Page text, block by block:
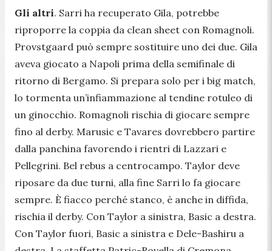
Gli altri. Sarri ha recuperato Gila, potrebbe
riproporre la coppia da clean sheet con Romagnoli.
Provstgaard può sempre sostituire uno dei due. Gila
aveva giocato a Napoli prima della semifinale di
ritorno di Bergamo. Si prepara solo per i big match,
lo tormenta un’infiammazione al tendine rotuleo di
un ginocchio. Romagnoli rischia di giocare sempre
fino al derby. Marusic e Tavares dovrebbero partire
dalla panchina favorendo i rientri di Lazzari e
Pellegrini. Bel rebus a centrocampo. Taylor deve
riposare da due turni, alla fine Sarri lo fa giocare
sempre. È fiacco perché stanco, è anche in diffida,
rischia il derby. Con Taylor a sinistra, Basic a destra.
Con Taylor fuori, Basic a sinistra e Dele-Bashiru a